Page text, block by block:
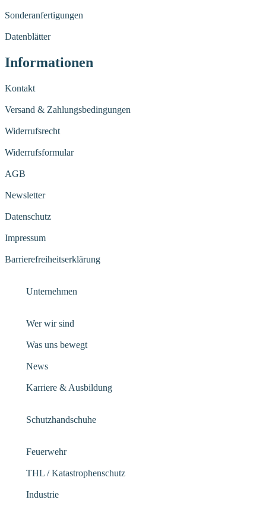
Sonderanfertigungen
Datenblätter
Informationen
Kontakt
Versand & Zahlungsbedingungen
Widerrufsrecht
Widerrufsformular
AGB
Newsletter
Datenschutz
Impressum
Barrierefreiheitserklärung
Unternehmen
Wer wir sind
Was uns bewegt
News
Karriere & Ausbildung
Schutzhandschuhe
Feuerwehr
THL / Katastrophenschutz
Industrie